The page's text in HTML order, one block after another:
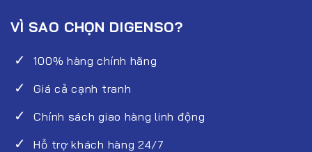
VÌ SAO CHỌN DIGENSO?
100% hàng chính hãng
Giá cả cạnh tranh
Chính sách giao hàng linh động
Hỗ trợ khách hàng 24/7